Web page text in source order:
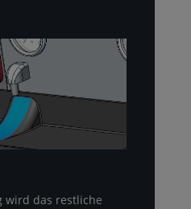
wird das restliche